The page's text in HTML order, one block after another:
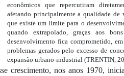
econômicos que repercutiram
afetando principalmente a qualidade de
que existe um limite para o
quando extrapolado, graças aos
desenvolvimento fica comprometido,
problemas gerados pelo excesso de
expansão urbano-industrial (TRENTIN,
crescimento, nos anos 1970,